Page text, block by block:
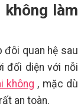
không làm
đôi quan hệ sau
đối diện với nỗi
không , mặc dù
an toàn.